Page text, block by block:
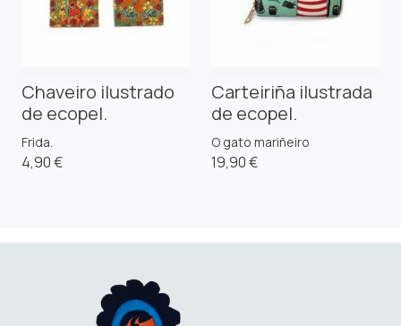
Chaveiro ilustrado
de ecopel.
Frida.
4,90 €
Carteiriña ilustrada
de ecopel.
O gato mariñeiro
19,90 €